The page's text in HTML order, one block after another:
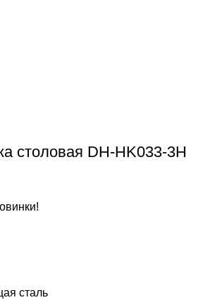
столовая DH-HK033-3H
сталь